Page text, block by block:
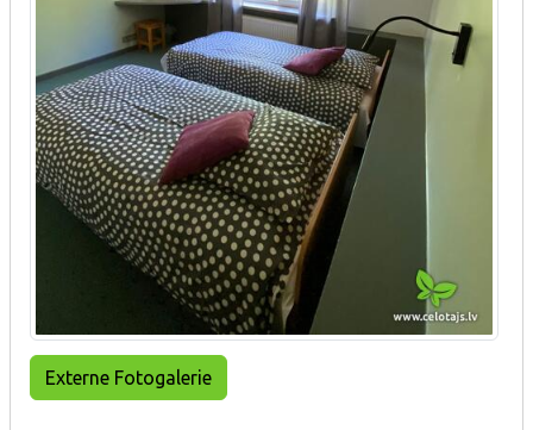
Externe Fotogalerie